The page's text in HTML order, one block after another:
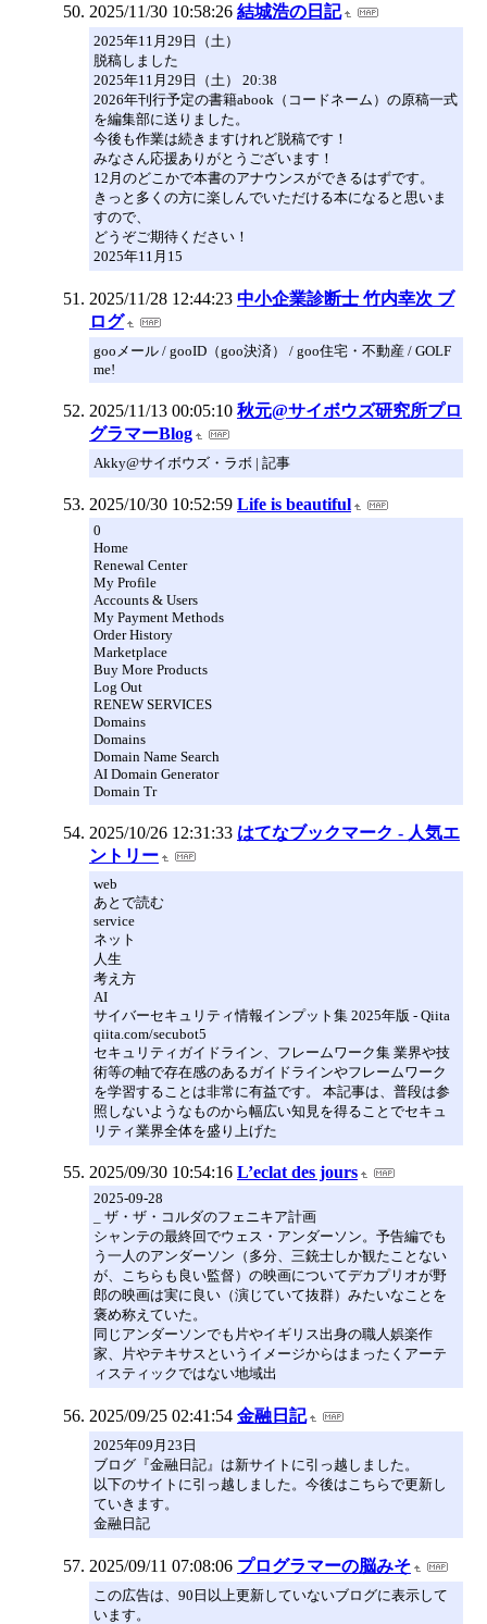
2025/11/30 10:58:26 結城浩の日記
2025年11月29日（土）
脱稿しました
2025年11月29日（土） 20:38
2026年刊行予定の書籍abook（コードネーム）の原稿一式
を編集部に送りました。
今後も作業は続きますけれど脱稿です！
みなさん応援ありがとうございます！
12月のどこかで本書のアナウンスができるはずです。
きっと多くの方に楽しんでいただける本になると思いま
すので、
どうぞご期待ください！
2025年11月15
2025/11/28 12:44:23 中小企業診断士 竹内幸次 ブ
ログ
gooメール / gooID（goo決済） / goo住宅・不動産 / GOLF
me!
2025/11/13 00:05:10 秋元@サイボウズ研究所プロ
グラマーBlog
Akky@サイボウズ・ラボ | 記事
2025/10/30 10:52:59 Life is beautiful
0
Home
Renewal Center
My Profile
Accounts & Users
My Payment Methods
Order History
Marketplace
Buy More Products
Log Out
RENEW SERVICES
Domains
Domains
Domain Name Search
AI Domain Generator
Domain Tr
2025/10/26 12:31:33 はてなブックマーク - 人気エ
ントリー
web
あとで読む
service
ネット
人生
考え方
AI
サイバーセキュリティ情報インプット集 2025年版 - Qiita
qiita.com/secubot5
セキュリティガイドライン、フレームワーク集 業界や技
術等の軸で存在感のあるガイドラインやフレームワーク
を学習することは非常に有益です。 本記事は、普段は参
照しないようなものから幅広い知見を得ることでセキュ
リティ業界全体を盛り上げた
2025/09/30 10:54:16 L’eclat des jours
2025-09-28
_ ザ・ザ・コルダのフェニキア計画
シャンテの最終回でウェス・アンダーソン。予告編でも
う一人のアンダーソン（多分、三銃士しか観たことない
が、こちらも良い監督）の映画についてデカプリオが野
郎の映画は実に良い（演じていて抜群）みたいなことを
褒め称えていた。
同じアンダーソンでも片やイギリス出身の職人娯楽作
家、片やテキサスというイメージからはまったくアーテ
ィスティックではない地域出
2025/09/25 02:41:54 金融日記
2025年09月23日
ブログ『金融日記』は新サイトに引っ越しました。
以下のサイトに引っ越しました。今後はこちらで更新し
ていきます。
金融日記
2025/09/11 07:08:06 プログラマーの脳みそ
この広告は、90日以上更新していないブログに表示して
います。